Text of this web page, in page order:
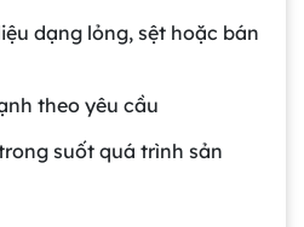
dạng lỏng, sệt hoặc bán
theo yêu cầu
suốt quá trình sản